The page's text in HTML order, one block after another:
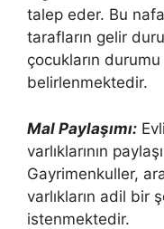
talep eder. Bu
tarafların gelir
çocukların
belirlenmektedir.
Mal Paylaşımı:
varlıklarının
Gayrimenkuller,
varlıkların adil bir
istenmektedir.